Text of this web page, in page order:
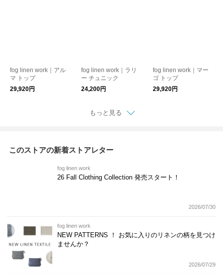
fog linen work｜アル
マ トップ
29,920円
fog linen work｜ラリ
ー チュニック
24,200円
fog linen work｜マー
ゴ トップ
29,920円
もっと見る
このストアの新着ストアレター
fog linen work
26 Fall Clothing Collection 発売スタート！
2026/07/30
fog linen work
NEW PATTERNS ！ お気に入りのリネンの柄を見つけ
ませんか？
2026/07/29